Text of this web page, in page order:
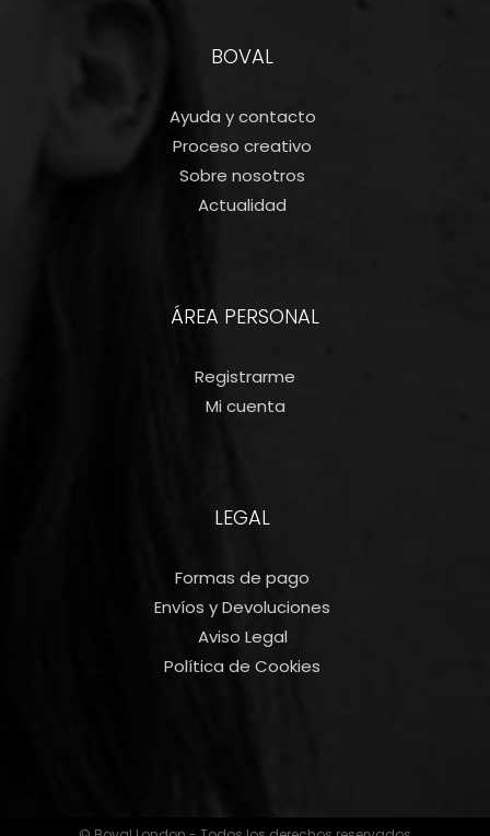
BOVAL
Ayuda y contacto
Proceso creativo
Sobre nosotros
Actualidad
ÁREA PERSONAL
Registrarme
Mi cuenta
LEGAL
Formas de pago
Envíos y Devoluciones
Aviso Legal
Política de Cookies